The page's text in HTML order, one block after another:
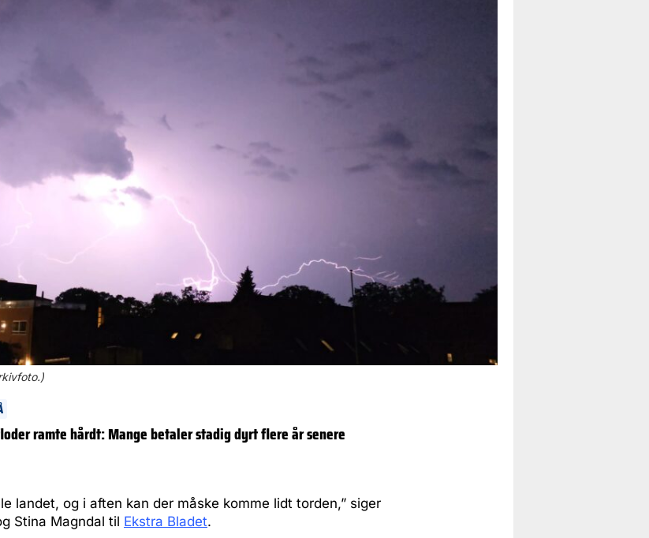
ramte hårdt: Mange betaler stadig dyrt flere år senere
landet, og i aften kan der måske komme lidt torden,” siger
Stina Magndal til Ekstra Bladet.